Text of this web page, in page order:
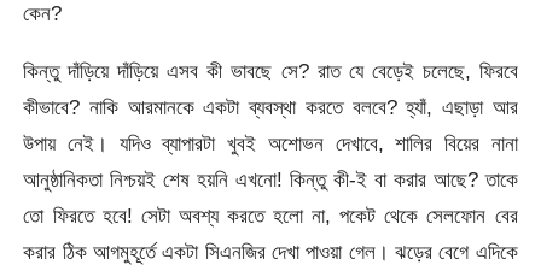
কেন?
কিন্তু দাঁড়িয়ে দাঁড়িয়ে এসব কী ভাবছে সে? রাত যে বেড়েই চলেছে, ফিরবে
কীভাবে? নাকি আরমানকে একটা ব্যবস্থা করতে বলবে? হ্যাঁ, এছাড়া আর
উপায় নেই। যদিও ব্যাপারটা খুবই অশোভন দেখাবে, শালির বিয়ের নানা
আনুষ্ঠানিকতা নিশ্চয়ই শেষ হয়নি এখনো! কিন্তু কী-ই বা করার আছে? তাকে
তো ফিরতে হবে! সেটা অবশ্য করতে হলো না, পকেট থেকে সেলফোন বের
করার ঠিক আগমুহূর্তে একটা সিএনজির দেখা পাওয়া গেল। ঝড়ের বেগে এদিকে